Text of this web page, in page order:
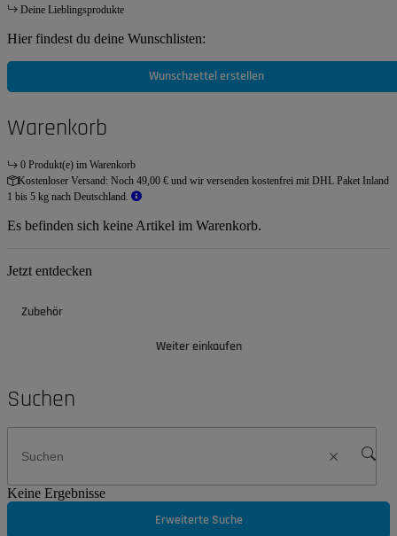
Deine Lieblingsprodukte
Hier findest du deine Wunschlisten:
Wunschzettel erstellen
Warenkorb
0 Produkt(e) im Warenkorb
Kostenloser Versand: Noch 49,00 € und wir versenden kostenfrei mit DHL Paket Inland
1 bis 5 kg nach Deutschland.
Es befinden sich keine Artikel im Warenkorb.
Jetzt entdecken
Zubehör
Weiter einkaufen
Suchen
Keine Ergebnisse
Erweiterte Suche